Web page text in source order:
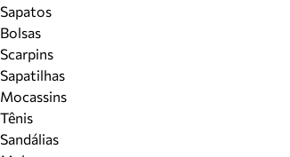
Sapatos
Bolsas
Scarpins
Sapatilhas
Mocassins
Tênis
Sandálias